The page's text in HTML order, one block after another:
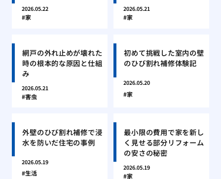
2026.05.22
家
2026.05.21
家
網戸の外れ止めが壊れた
時の根本的な原因と仕組
み
2026.05.21
害虫
初めて挑戦した室内の壁
のひび割れ補修体験記
2026.05.20
家
外壁のひび割れ補修で浸
水を防いだ住宅の事例
2026.05.19
生活
最小限の費用で家を新し
く見せる部分リフォーム
の安さの秘密
2026.05.19
家